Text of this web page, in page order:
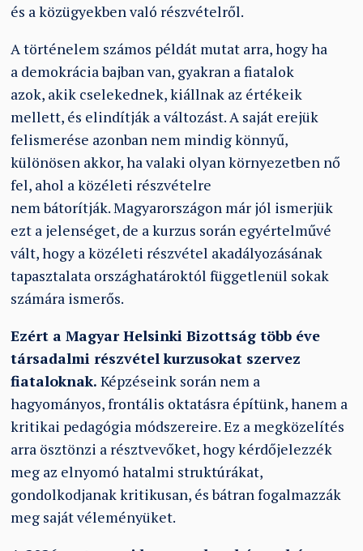
és a közügyekben való részvételről.
A történelem számos példát mutat arra, hogy ha
a demokrácia bajban van, gyakran a fiatalok
azok, akik cselekednek, kiállnak az értékeik
mellett, és elindítják a változást. A saját erejük
felismerése azonban nem mindig könnyű,
különösen akkor, ha valaki olyan környezetben nő
fel, ahol a közéleti részvételre
nem bátorítják. Magyarországon már jól ismerjük
ezt a jelenséget, de a kurzus során egyértelművé
vált, hogy a közéleti részvétel akadályozásának
tapasztalata országhatároktól függetlenül sokak
számára ismerős.
Ezért a Magyar Helsinki Bizottság több éve
társadalmi részvétel kurzusokat szervez
fiataloknak.Képzéseink során nem a
hagyományos, frontális oktatásra építünk, hanem a
kritikai pedagógia módszereire. Ez a megközelítés
arra ösztönzi a résztvevőket, hogy kérdőjelezzék
meg az elnyomó hatalmi struktúrákat,
gondolkodjanak kritikusan, és bátran fogalmazzák
meg saját véleményüket.